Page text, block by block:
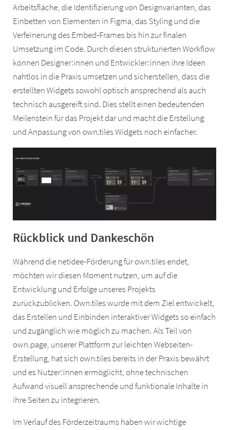
Arbeitsfläche, die Identifizierung von Designvarianten, das
Einbetten von Elementen in Figma, das Styling und die
Verfeinerung des Embed-Frames bis hin zur finalen
Umsetzung im Code. Durch diesen strukturierten Workflow
können Designer:innen und Entwickler:innen ihre Ideen
nahtlos in die Praxis umsetzen und sicherstellen, dass die
erstellten Widgets sowohl optisch ansprechend als auch
technisch ausgereift sind. Dies stellt einen bedeutenden
Meilenstein für das Projekt dar und macht die Erstellung
und Anpassung von own.tiles Widgets noch einfacher.
Rückblick und Dankeschön
Während die netidee-Förderung für own.tiles endet,
möchten wir diesen Moment nutzen, um auf die
Entwicklung und Erfolge unseres Projekts
zurückzublicken. Own.tiles wurde mit dem Ziel entwickelt,
das Erstellen und Einbinden interaktiver Widgets so einfach
und zugänglich wie möglich zu machen. Als Teil von
own.page, unserer Plattform zur leichten Webseiten-
Erstellung, hat sich own.tiles bereits in der Praxis bewährt
und es Nutzer:innen ermöglicht, ohne technischen
Aufwand visuell ansprechende und funktionale Inhalte in
ihre Seiten zu integrieren.
Im Verlauf des Förderzeitraums haben wir wichtige